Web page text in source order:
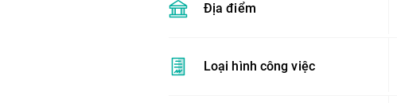
Địa điểm
Loại hình công việc